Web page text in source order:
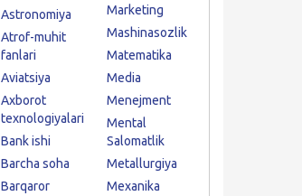
Astronomiya
Atrof-muhit
fanlari
Aviatsiya
Axborot
texnologiyalari
Bank ishi
Barcha soha
Barqaror
Marketing
Mashinasozlik
Matematika
Media
Menejment
Mental
Salomatlik
Metallurgiya
Mexanika